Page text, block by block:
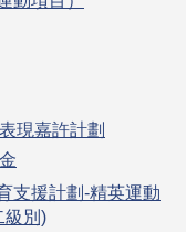
現嘉許計劃
支援計劃-精英運動
級別)